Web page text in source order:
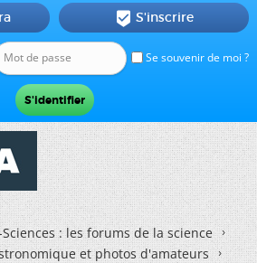
Se souvenir de moi ?
 S'inscrire
: les forums de la science
et photos d'amateurs